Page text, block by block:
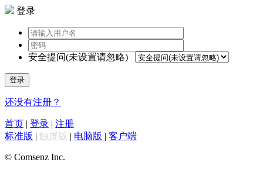
登录
安全提问(未设置请忽略)
登录
还没有注册？
首页 | 登录 | 注册
标准版 | 触屏版 | 电脑版 | 客户端
© Comsenz Inc.